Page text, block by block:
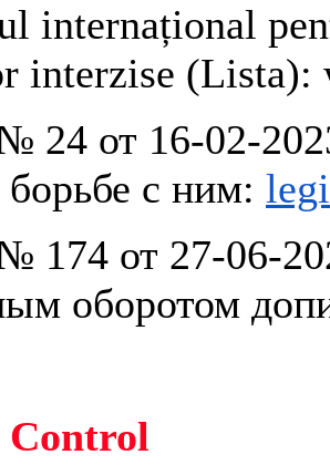
internațional
interzise (Lista):
от 16-02-
борьбе с ним:
от 27-06-
оборотом